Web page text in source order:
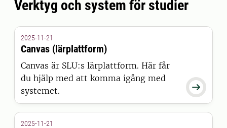
Verktyg och system för studier

2025-11-21
Canvas (lärplattform)
Canvas är SLU:s lärplattform. Här får
du hjälp med att komma igång med
systemet.
2025-11-21